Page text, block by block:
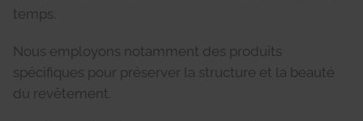
temps.
Nous employons notamment des produits
spécifiques pour préserver la structure et la beauté
du revêtement.